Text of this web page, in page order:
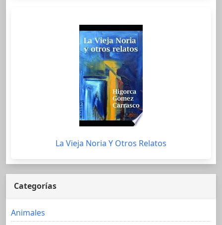
La Vieja Noria Y Otros Relatos
Categorías
Animales